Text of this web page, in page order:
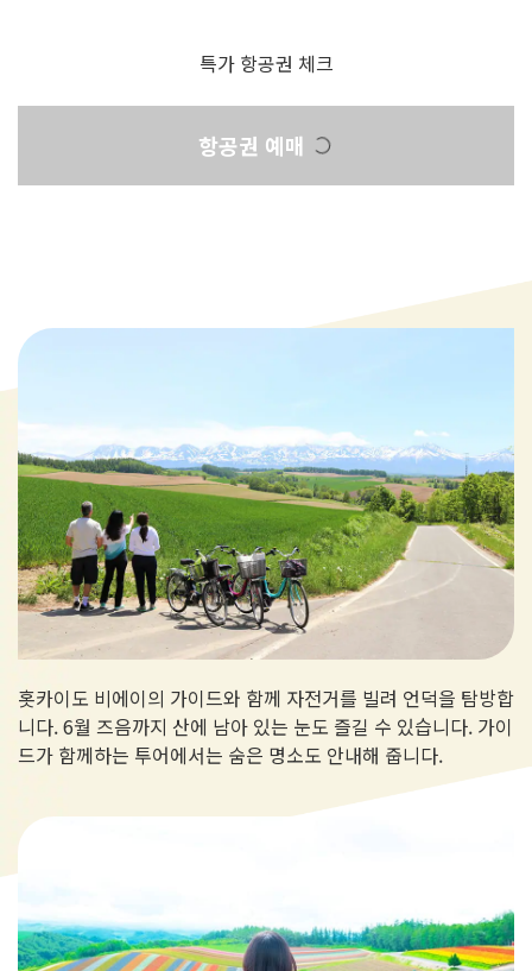
특가 항공권 체크
항공권 예매
홋카이도 비에이의 가이드와 함께 자전거를 빌려 언덕을 탐방합
니다. 6월 즈음까지 산에 남아 있는 눈도 즐길 수 있습니다. 가이
드가 함께하는 투어에서는 숨은 명소도 안내해 줍니다.